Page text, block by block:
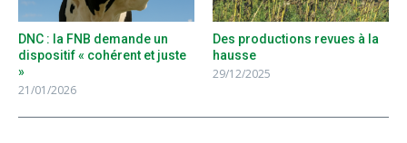
DNC : la FNB demande un
dispositif « cohérent et juste
»
21/01/2026
Des productions revues à la
hausse
29/12/2025